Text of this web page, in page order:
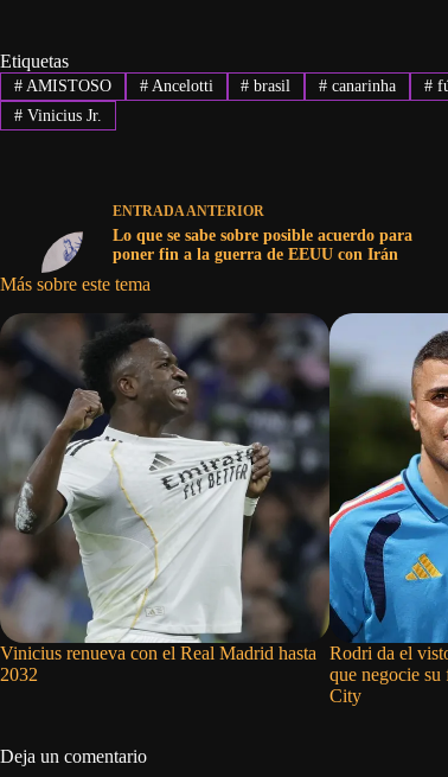
Etiquetas
#AMISTOSO #Ancelotti # brasil # canarinha #
#Vinicius Jr.
ENTRADAANTERIOR
Lo que se sabe sobre posible acuerdo para
poner fin a la guerra de EEUU con Irán
Más sobre este tema
Vinicius renueva con el Real Madrid hasta
2032
Rodri da el
que negocie
City
Deja un comentario